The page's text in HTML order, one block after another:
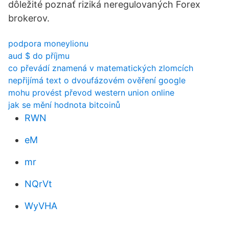
dôležité poznať riziká neregulovaných Forex
brokerov.
podpora moneylionu
aud $ do příjmu
co převádí znamená v matematických zlomcích
nepřijímá text o dvoufázovém ověření google
mohu provést převod western union online
jak se mění hodnota bitcoinů
RWN
eM
mr
NQrVt
WyVHA